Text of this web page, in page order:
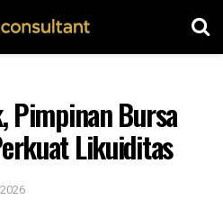
Pimpinan Bursa
Likuiditas